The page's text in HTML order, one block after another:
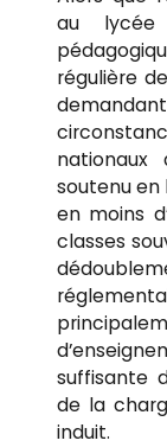
au lycée
régulière
soutenu
en moins
classes
suffisante
de la
induit.